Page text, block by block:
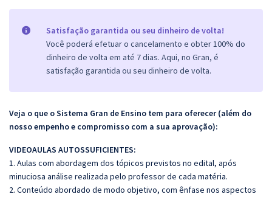
Satisfação garantida ou seu dinheiro de volta!
Você poderá efetuar o cancelamento e obter 100% do
dinheiro de volta em até 7 dias. Aqui, no Gran, é
satisfação garantida ou seu dinheiro de volta.
Veja o que o Sistema Gran de Ensino tem para oferecer (além do
nosso empenho e compromisso com a sua aprovação):
VIDEOAULAS AUTOSSUFICIENTES:
1. Aulas com abordagem dos tópicos previstos no edital, após
minuciosa análise realizada pelo professor de cada matéria.
2. Conteúdo abordado de modo objetivo, com ênfase nos aspectos